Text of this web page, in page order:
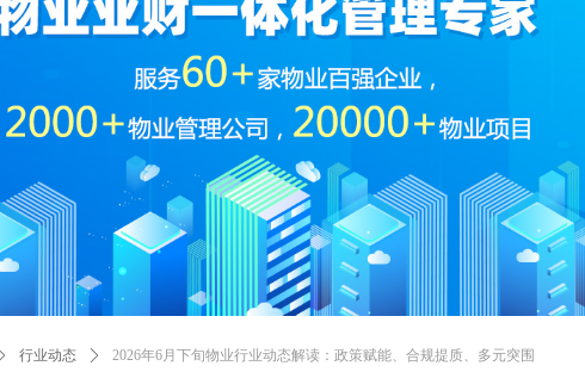
行业动态 ꄲ 2026年6月下旬物业行业动态解读：政策赋能、合规提质、多元突围